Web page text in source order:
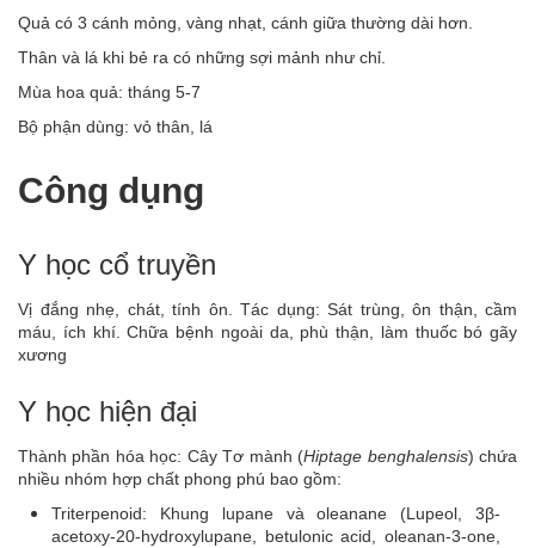
Quả có 3 cánh mỏng, vàng nhạt, cánh giữa thường dài hơn.
Thân và lá khi bẻ ra có những sợi mảnh như chỉ.
Mùa hoa quả: tháng 5-7
Bộ phận dùng: vỏ thân, lá
Công dụng
Y học cổ truyền
Vị đắng nhẹ, chát, tính ôn. Tác dụng: Sát trùng, ôn thận, cầm
máu, ích khí. Chữa bệnh ngoài da, phù thận, làm thuốc bó gãy
xương
Y học hiện đại
Thành phần hóa học: Cây Tơ mành (Hiptage benghalensis) chứa
nhiều nhóm hợp chất phong phú bao gồm:
Triterpenoid: Khung lupane và oleanane (Lupeol, 3β-
acetoxy-20-hydroxylupane, betulonic acid, oleanan-3-one,